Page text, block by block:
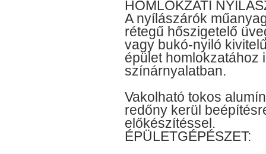
HOMLOKZATI
A nyílászárók
rétegű hőszigetelő
vagy bukó-nyiló
épület homlokzatához
színárnyalatban.
Vakolható tokos
redőny kerül
előkészítéssel.
ÉPÜLETGÉPÉSZET: